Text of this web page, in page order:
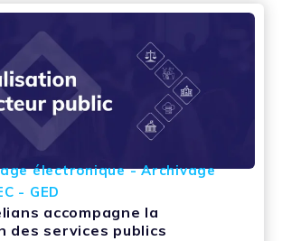
électronique - Archivage
- GED
accompagne la
des services publics